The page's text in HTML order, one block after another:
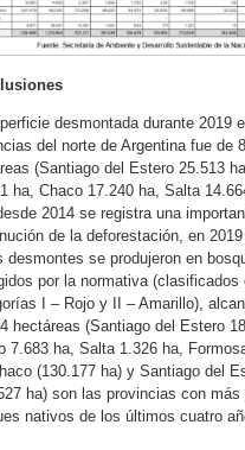
desmontada durante 2019
del norte de Argentina fue de
(Santiago del Estero 25.513
ha, Chaco 17.240 ha, Salta
2014 se registra una
de la deforestación, en
desmontes se produjeron en
por la normativa (clasificados
I – Rojo y II – Amarillo),
hectáreas (Santiago del Estero
7.683 ha, Salta 1.326 ha,
(130.177 ha) y Santiago del
ha) son las provincias con más
nativos de los últimos cuatro